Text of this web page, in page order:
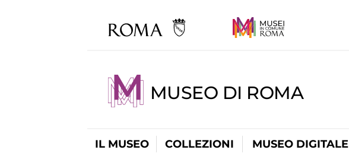
MUSEO DI ROMA
IL MUSEO COLLEZIONI MUSEO DIGITALE